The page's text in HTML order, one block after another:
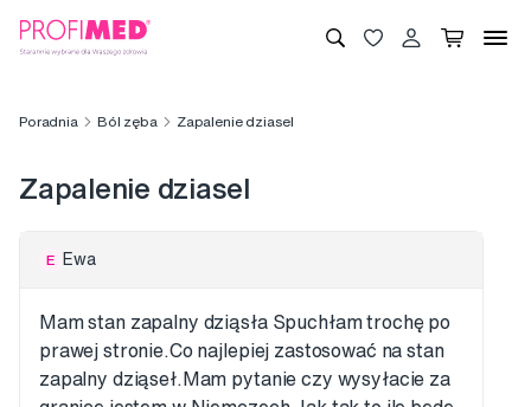
Poradnia Ból zęba Zapalenie dziasel
Zapalenie dziasel
E Ewa
Mam stan zapalny dziąsła Spuchłam trochę po
prawej stronie.Co najlepiej zastosować na stan
zapalny dziąseł.Mam pytanie czy wysyłacie za